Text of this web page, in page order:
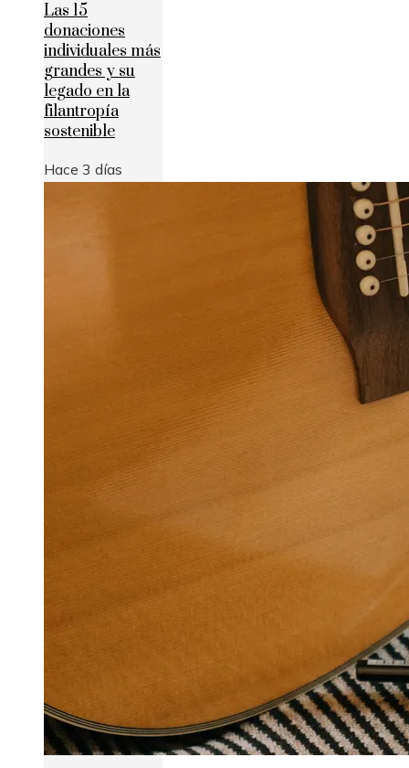
Las 15
donaciones
individuales más
grandes y su
legado en la
filantropía
sostenible
Hace 3 días